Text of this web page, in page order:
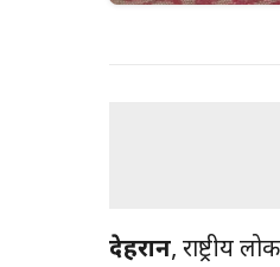
देहरादून, राष्ट्रीय